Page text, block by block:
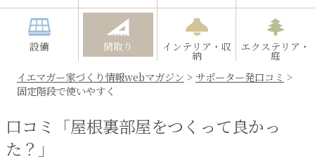
設備 間取り インテリア・収
納
エクステリア・
庭
イエマガー家づくり情報webマガジン > サポーター発口コミ >
固定階段で使いやすく
口コミ「屋根裏部屋をつくって良かっ
た？」